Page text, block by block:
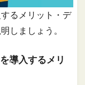
るメリット・デ
しましょう。
導入するメリ